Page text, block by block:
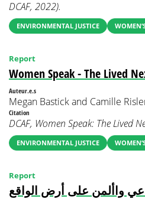
DCAF, 2022).
ENVIRONMENTAL JUSTICE
Women Speak - The Lived
Report
Auteur.e.s
Megan Bastick and Camille
Citation
DCAF, Women Speak: The Lived
ENVIRONMENTAL JUSTICE
واألمن على أرض الواقع
Report